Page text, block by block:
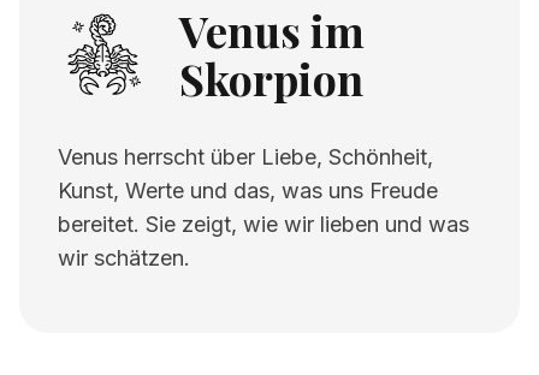
Venus im
Skorpion
Venus herrscht über Liebe, Schönheit,
Kunst, Werte und das, was uns Freude
bereitet. Sie zeigt, wie wir lieben und was
wir schätzen.